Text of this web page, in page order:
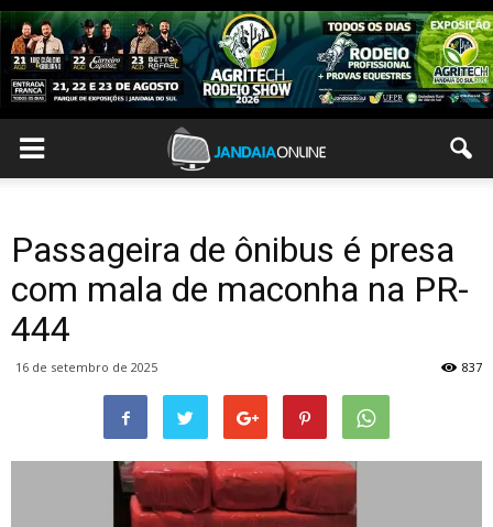
Passageira de ônibus é presa
com mala de maconha na PR-
444
16 de setembro de 2025 837